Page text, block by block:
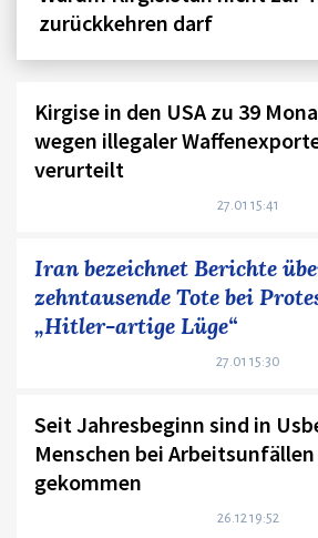
zurückkehren darf
Kirgise in den USA zu 39
wegen illegaler
verurteilt
27.01 15:41
Iran bezeichnet Berichte
zehntausende Tote bei
„Hitler-artige Lüge“
27.01 15:30
Seit Jahresbeginn sind in
Menschen bei
gekommen
26.12 19:52